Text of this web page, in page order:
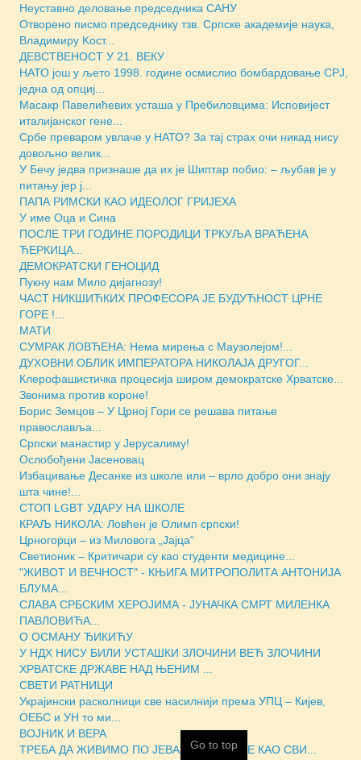
Неуставно деловање председника САНУ
Отворено писмо председнику тзв. Српске академије наука,
Владимиру Kост...
ДЕВСТВЕНОСТ У 21. ВЕКУ
НАТО још у љето 1998. године осмислио бомбардовање СРЈ,
једна од опциј...
Масакр Павелићевих усташа у Пребиловцима: Исповијест
италијанског гене...
Србе преваром увлаче у НАТО? За тај страх очи никад нису
довољно велик...
У Бечу једва признаше да их је Шиптар побио: – љубав је у
питању јер ј...
ПАПА РИМСКИ КАО ИДЕОЛОГ ГРИЈЕХА
У име Оца и Сина
ПОСЛЕ ТРИ ГОДИНЕ ПОРОДИЦИ ТРКУЉА ВРАЋЕНА
ЋЕРКИЦА...
ДЕМОКРАТСКИ ГЕНОЦИД
Пукну нам Мило дијагнозу!
ЧАСТ НИКШИЋКИХ ПРОФЕСОРА ЈЕ БУДУЋНОСТ ЦРНЕ
ГОРЕ !...
МАТИ
СУМРАК ЛОВЋЕНА: Нема мирења с Маузолејом!...
ДУХОВНИ ОБЛИК ИМПЕРАТОРА НИКОЛАJА ДРУГОГ...
Клерофашистичка процесија широм демократске Хрватске...
Звонима против короне!
Борис Земцов – У Црној Гори се решава питање
православља...
Српски манастир у Јерусалиму!
Ослобођени Јасеновац
Избацивање Десанке из школе или – врло добро они знају
шта чине!...
СТОП LGBT УДАРУ НА ШКОЛЕ
КРАЉ НИКОЛА: Ловћен је Олимп српски!
Црногорци – из Миловога „Јајца“
Светионик – Критичари су као студенти медицине...
"ЖИВОТ И ВЕЧНОСТ" - КЊИГА МИТРОПОЛИТА АНТОНИЈА
БЛУМА...
СЛАВА СРБСКИМ ХЕРОЈИМА - ЈУНАЧКА СМРТ МИЛЕНКА
ПАВЛОВИЋА...
О ОСМАНУ ЂИКИЋУ
У НДХ НИСУ БИЛИ УСТАШКИ ЗЛОЧИНИ ВЕЋ ЗЛОЧИНИ
ХРВАТСКЕ ДРЖАВЕ НАД ЊЕНИМ ...
СВЕТИ РАТНИЦИ
Украјински расколници све насилнији према УПЦ – Кијев,
ОЕБС и УН то ми...
ВОЈНИК И ВЕРА
ТРЕБА ДА ЖИВИМО ПО ЈЕВАНЂЕЉУ, А НЕ КАО СВИ...
Go to top